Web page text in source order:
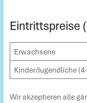
Eintrittspreise
Erwachsene
Kinder/Jugendliche
Wir akzeptieren alle